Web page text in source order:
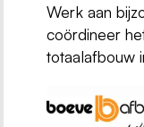
Werk aan
coördineer
totaalafbouw